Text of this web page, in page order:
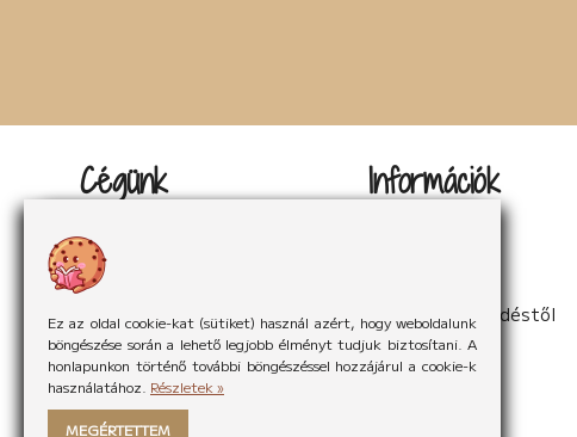
Ez az oldal cookie-kat (sütiket) használ azért, hogy weboldalunk
böngészése során a lehető legjobb élményt tudjuk biztosítani. A
honlapunkon történő további böngészéssel hozzájárul a cookie-k
használatához. Részletek »
MEGÉRTETTEM
Cégünk
Rólunk
Rólunk mondták
Hírek
Partnereink
Információk
Elállás a szerződéstől